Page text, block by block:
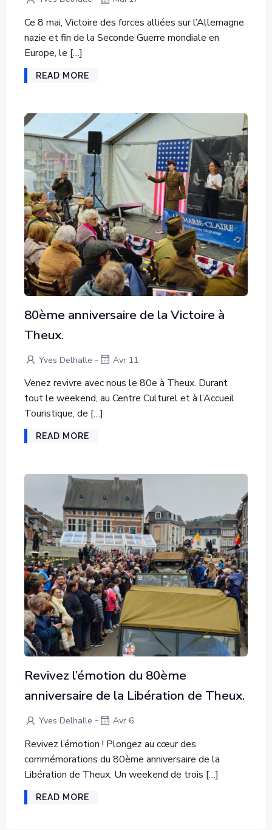
Ce 8 mai, Victoire des forces alliées sur l’Allemagne
nazie et fin de la Seconde Guerre mondiale en
Europe, le […]
READ MORE
80ème anniversaire de la Victoire à
Theux.
Yves Delhalle - Avr 11
Venez revivre avec nous le 80e à Theux. Durant
tout le weekend, au Centre Culturel et à l’Accueil
Touristique, de […]
READ MORE
Revivez l’émotion du 80ème
anniversaire de la Libération de Theux.
Yves Delhalle - Avr 6
Revivez l’émotion ! Plongez au cœur des
commémorations du 80ème anniversaire de la
Libération de Theux. Un weekend de trois […]
READ MORE